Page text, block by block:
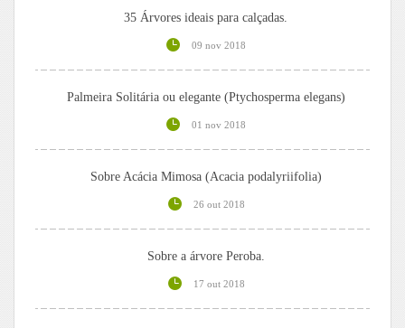
35 Árvores ideais para calçadas.
09 nov 2018
Palmeira Solitária ou elegante (Ptychosperma elegans)
01 nov 2018
Sobre Acácia Mimosa (Acacia podalyriifolia)
26 out 2018
Sobre a árvore Peroba.
17 out 2018